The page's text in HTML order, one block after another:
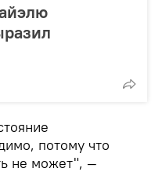
потому что
не может", —